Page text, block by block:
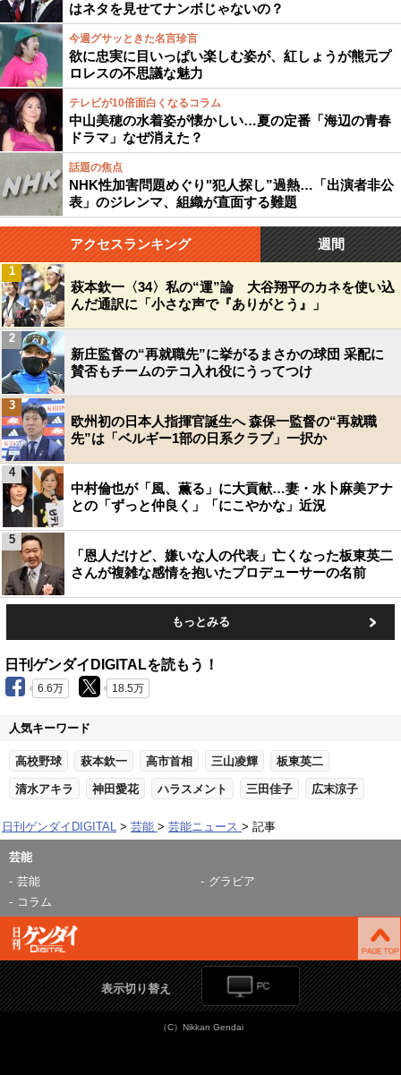
はネタを見せてナンボじゃないの？
今週グサッときた名言珍言
欲に忠実に目いっぱい楽しむ姿が、紅しょうが熊元プ
ロレスの不思議な魅力
テレビが10倍面白くなるコラム
中山美穂の水着姿が懐かしい…夏の定番「海辺の青春
ドラマ」なぜ消えた？
話題の焦点
NHK性加害問題めぐり"犯人探し”過熱…「出演者非公
表」のジレンマ、組織が直面する難題
アクセスランキング 週間
萩本欽一〈34〉私の“運”論 大谷翔平のカネを使い込
んだ通訳に「小さな声で『ありがとう』」
1
新庄監督の“再就職先”に挙がるまさかの球団 采配に
賛否もチームのテコ入れ役にうってつけ
2
欧州初の日本人指揮官誕生へ 森保一監督の“再就職
先”は「ベルギー1部の日系クラブ」一択か
3
中村倫也が「風、薫る」に大貢献…妻・水卜麻美アナ
との「ずっと仲良く」「にこやかな」近況
4
「恩人だけど、嫌いな人の代表」亡くなった板東英二
さんが複雑な感情を抱いたプロデューサーの名前
5
もっとみる
日刊ゲンダイDIGITALを読もう！
6.6万 18.5万
人気キーワード
高校野球 萩本欽一 高市首相 三山凌輝 板東英二
清水アキラ 神田愛花 ハラスメント 三田佳子 広末涼子
日刊ゲンダイDIGITAL 芸能 芸能ニュース 記事
芸能
芸能
グラビア
コラム
表示切り替え
（C）Nikkan Gendai